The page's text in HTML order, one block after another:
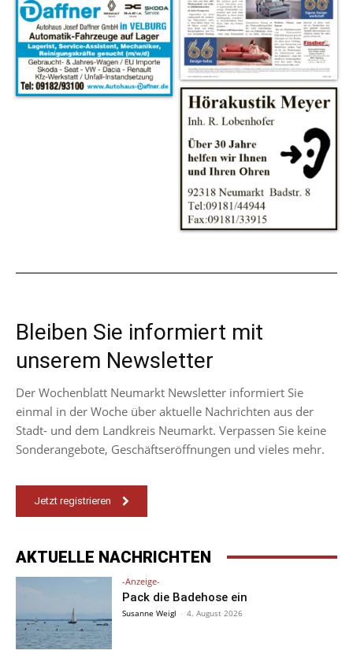
Bleiben Sie informiert mit
unserem Newsletter
Der Wochenblatt Neumarkt Newsletter informiert Sie
einmal in der Woche über aktuelle Nachrichten aus der
Stadt- und dem Landkreis Neumarkt. Verpassen Sie keine
Sonderangebote, Geschäftseröffnungen und vieles mehr.
Jetzt registrieren
AKTUELLE NACHRICHTEN
-Anzeige-
Pack die Badehose ein
Susanne Weigl - 4. August 2026